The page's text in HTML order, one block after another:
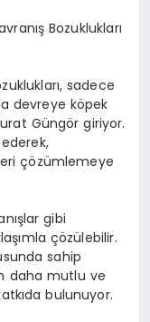
Bozuklukları
sadece
devreye köpek
Güngör giriyor.
çözümlemeye
gibi
çözülebilir.
sahip
daha mutlu ve
bulunuyor.